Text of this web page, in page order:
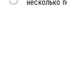
несколько